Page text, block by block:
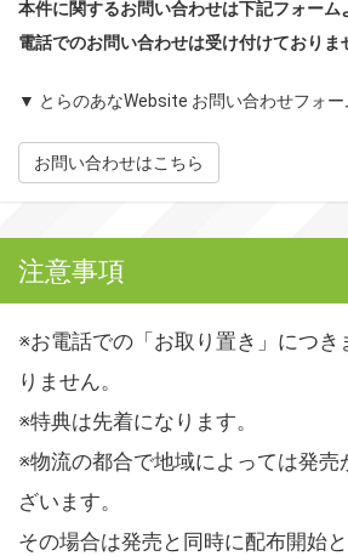
本件に関するお問い合わせは下記フォーム
電話でのお問い合わせは受け付けておりま
▼ とらのあなWebsite お問い合わせフォー
お問い合わせはこちら
注意事項
※お電話での「お取り置き」につき
りません。
※特典は先着になります。
※物流の都合で地域によっては発売
ざいます。
その場合は発売と同時に配布開始